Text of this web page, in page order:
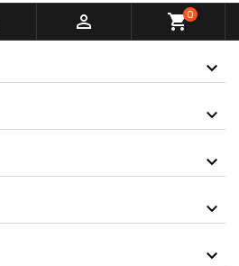
 shopping_cart0